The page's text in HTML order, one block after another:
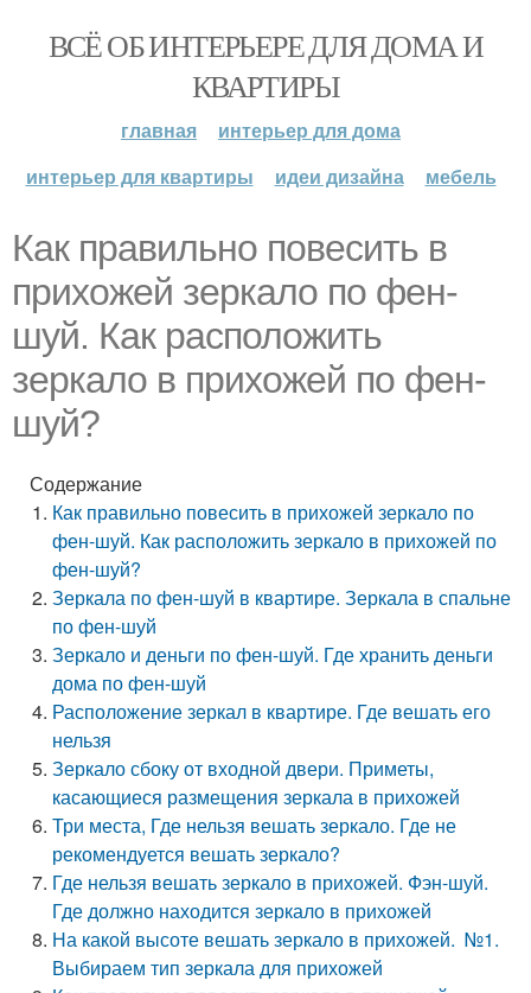
ВСЁ ОБ ИНТЕРЬЕРЕ ДЛЯ ДОМА И
КВАРТИРЫ
главная
интерьер для дома
интерьер для квартиры
идеи дизайна мебель
Как правильно повесить в
прихожей зеркало по фен-
шуй. Как расположить
зеркало в прихожей по фен-
шуй?
Содержание
Как правильно повесить в прихожей зеркало по
фен-шуй. Как расположить зеркало в прихожей по
фен-шуй?
Зеркала по фен-шуй в квартире. Зеркала в спальне
по фен-шуй
Зеркало и деньги по фен-шуй. Где хранить деньги
дома по фен-шуй
Расположение зеркал в квартире. Где вешать его
нельзя
Зеркало сбоку от входной двери. Приметы,
касающиеся размещения зеркала в прихожей
Три места, Где нельзя вешать зеркало. Где не
рекомендуется вешать зеркало?
Где нельзя вешать зеркало в прихожей. Фэн-шуй.
Где должно находится зеркало в прихожей
На какой высоте вешать зеркало в прихожей. №1.
Выбираем тип зеркала для прихожей